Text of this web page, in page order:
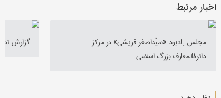
اخبار مرتبط
مجلس یادبود «سیّداصغر قریشی» در مرکز
دائرةالمعارف بزرگ اسلامی
گزارش